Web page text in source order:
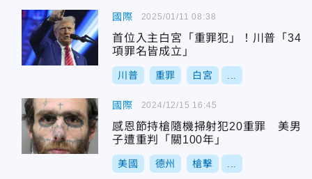
國際
首位入主白宮「重罪犯」！川普「34
項罪名皆成立」
川普 重罪 白宮
2025/01/11 08:38
國際
感恩節持槍隨機掃射犯20重罪 美男
子遭重判「關100年」
美國 德州 槍擊
2024/12/15 16:45